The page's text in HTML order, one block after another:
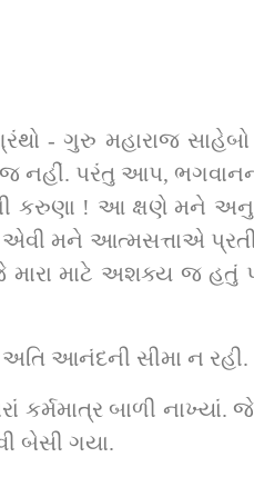
- ગુરુ મહારાજ
જ નહીં. પરંતુ આપ,
કરુણા ! આ ક્ષણે મને
મને આત્મસત્તાએ
મારા માટે અશક્ય જ
આનંદની સીમા ન રહી.
કર્મમાત્ર બાળી
બેસી ગયા.